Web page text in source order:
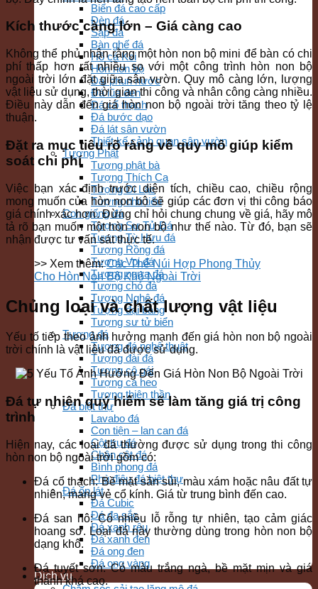
Biển đá cao cấp
Đèn đá
Sập đá
Bàn ghế đá
Hồ cá Koi
Hòn non bộ
Đài phun nước
Đá lũa đen
Đá cổ thạch
Đá bước dạo
Đá lát sân vườn
Thiết kế cảnh quan sân vườn
Tượng Phật
Tượng phật bà
Tượng Thích Ca
Tượng Di Lặc
Tượng chú tiểu
Con giống đá
Tượng Sư Tử Đá
Tượng Tỳ Hưu đá
Tượng Rồng đá
Tượng Voi đá
Tượng ngựa đá
Tượng chó đá
Tượng Nghê đá
Tượng đại bàng
Tượng sư tử biển
Tượng đá
Tượng đá nghệ thuật
Tượng đài đá
Tượng cô gái
Tượng cá heo
Tượng thiên thần
Đá biệt thự
Lavabo đá
Con tiện – lan can đá
Cột trụ đá
Chân cột đá
Bình phong đá
Phù điêu đá biệt thự
Đá ốp lát
Đá Cubic
Đá đa sắc
Đá xanh rêu
Đá xanh đen
Đá ong đen
Đá ong vàng
Dịch vụ
Kích thước càng lớn – Giá càng cao
Không thể phủ nhận rằng một hòn non bộ mini để bàn có chi
phí thấp hơn rất nhiều so với một công trình hòn non bộ
ngoài trời lớn đặt giữa sân vườn. Quy mô càng lớn, lượng
vật liệu sử dụng, thời gian thi công và nhân công càng nhiều.
Điều này dẫn đến giá hòn non bộ ngoài trời tăng theo tỷ lệ
thuận.
Đặt ra mục tiêu rõ ràng về quy mô giúp kiểm
soát chi phí
Việc bạn xác định trước diện tích, chiều cao, chiều rộng
mong muốn của hòn non bộ sẽ giúp các đơn vị thi công báo
giá chính xác hơn. Đừng chỉ hỏi chung chung về giá, hãy mô
tả rõ bạn muốn một hòn non bộ như thế nào. Từ đó, bạn sẽ
nhận được tư vấn sát thực tế.
>> Xem thêm:Các Thế Núi Hợp Phong Thủy
Cho Hòn Non Bộ Khô Ngoài Trời
Chủng loại và chất lượng vật liệu
Yếu tố tiếp theo ảnh hưởng mạnh đến giá hòn non bộ ngoài
trời chính là vật liệu đá được sử dụng.
Đá tự nhiên quý hiếm sẽ làm tăng giá trị công
trình
Hiện nay, các loại đá thường được sử dụng trong thi công
hòn non bộ ngoài trời gồm có:
Đá cổ thạch: Bề mặt sần sùi, màu xám hoặc nâu đất tự
nhiên, mang vẻ cổ kính. Giá từ trung bình đến cao.
Đá san hô: Có nhiều lỗ rỗng tự nhiên, tạo cảm giác
hoang sơ. Loại đá này thường dùng trong hòn non bộ
dạng khô.
Đá tuyết sơn: Có màu trắng ngà, bề mặt mịn và giá
thành khá cao.